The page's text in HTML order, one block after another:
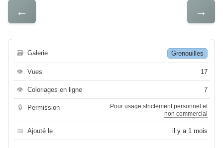
← →
🗃 Galerie Grenouilles
👁 Vues 17
👁 Coloriages en ligne 7
🔒 Permission
Pour usage strictement personnel et
non commercial
📅 Ajouté le il y a 1 mois